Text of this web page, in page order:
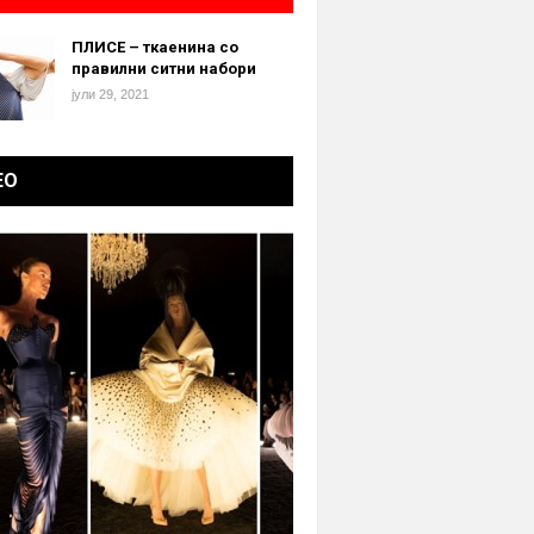
ПЛИСЕ – ткаенина со
правилни ситни набори
јули 29, 2021